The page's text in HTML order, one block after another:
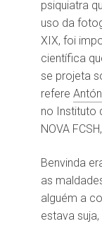
psiquiatra
uso da
XIX, foi
científica
se projeta
refere
no Instituto
NOVA
Benvinda
as
alguém a
estava